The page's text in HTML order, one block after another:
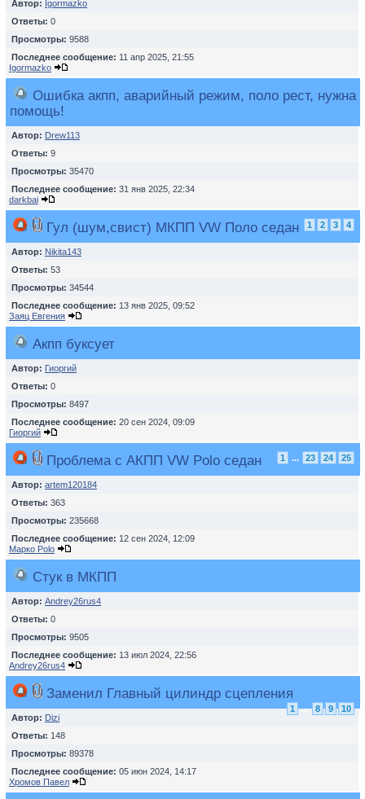
Автор: Igormazko
Ответы: 0
Просмотры: 9588
Последнее сообщение: 11 апр 2025, 21:55
Igormazko
Ошибка акпп, аварийный режим, поло рест, нужна
помощь!
Автор: Drew113
Ответы: 9
Просмотры: 35470
Последнее сообщение: 31 янв 2025, 22:34
darkbai
Гул (шум,свист) МКПП VW Поло седан 1 2 3 4
Автор: Nikita143
Ответы: 53
Просмотры: 34544
Последнее сообщение: 13 янв 2025, 09:52
Заяц Евгения
Акпп буксует
Автор: Гиоргий
Ответы: 0
Просмотры: 8497
Последнее сообщение: 20 сен 2024, 09:09
Гиоргий
Проблема c АКПП VW Polo седан 1 ... 23 24 25
Автор: artem120184
Ответы: 363
Просмотры: 235668
Последнее сообщение: 12 сен 2024, 12:09
Марко Polo
Стук в МКПП
Автор: Andrey26rus4
Ответы: 0
Просмотры: 9505
Последнее сообщение: 13 июл 2024, 22:56
Andrey26rus4
Заменил Главный цилиндр сцепления
1 ... 8 9
10
Автор: Dizi
Ответы: 148
Просмотры: 89378
Последнее сообщение: 05 июн 2024, 14:17
Хромов Павел